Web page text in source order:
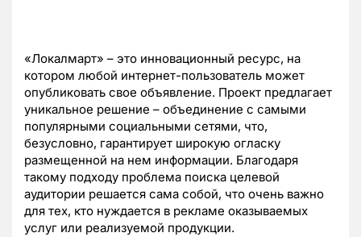
«Локалмарт» – это инновационный ресурс, на
котором любой интернет-пользователь может
опубликовать свое объявление. Проект предлагает
уникальное решение – объединение с самыми
популярными социальными сетями, что,
безусловно, гарантирует широкую огласку
размещенной на нем информации. Благодаря
такому подходу проблема поиска целевой
аудитории решается сама собой, что очень важно
для тех, кто нуждается в рекламе оказываемых
услуг или реализуемой продукции.